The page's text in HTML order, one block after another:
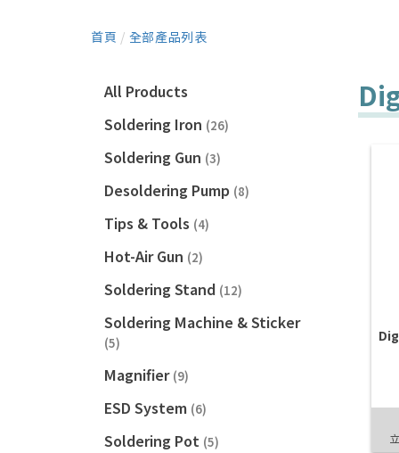
首頁 / 全部產品列表
All Products
Soldering Iron (26)
Soldering Gun (3)
Desoldering Pump (8)
Tips & Tools (4)
Hot-Air Gun (2)
Soldering Stand (12)
Soldering Machine & Sticker
(5)
Magnifier (9)
ESD System (6)
Soldering Pot (5)